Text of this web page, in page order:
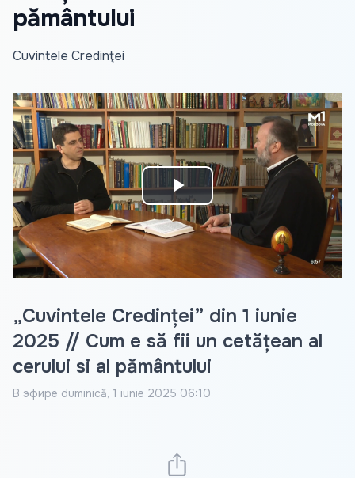
pământului
Cuvintele Credinţei
Play
Video
„Cuvintele Credinței” din 1 iunie
2025 // Cum e să fii un cetățean al
cerului si al pământului
В эфире duminică, 1 iunie 2025 06:10